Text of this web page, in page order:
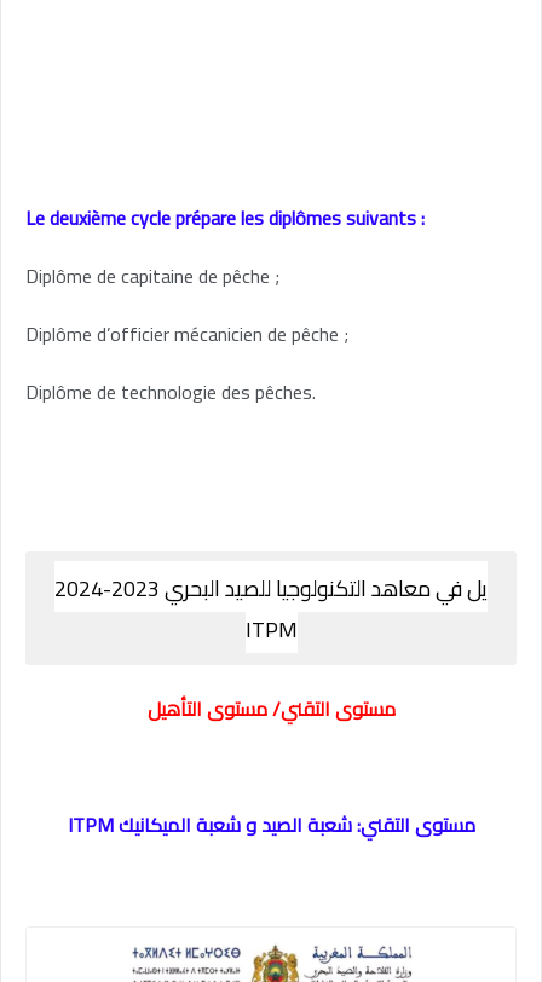
Le deuxième cycle prépare les diplômes suivants :
Diplôme de capitaine de pêche ;
Diplôme d’officier mécanicien de pêche ;
Diplôme de technologie des pêches.
يل في معاهد التكنولوجيا للصيد البحري 2023-2024
ITPM
مستوى التقني/ مستوى التأهيل
مستوى التقني: شعبة الصيد و شعبة الميكانيك ITPM